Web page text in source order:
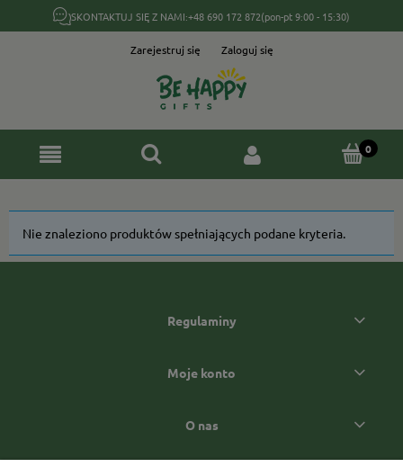
SKONTAKTUJ SIĘ Z NAMI:+48 690 172 872(pon-pt 9:00 - 15:30)
Zarejestruj się Zaloguj się
Nie znaleziono produktów spełniających podane kryteria.
Regulaminy
Moje konto
O nas